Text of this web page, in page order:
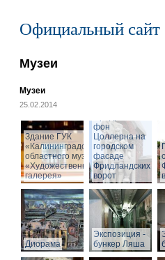
Официальный
Музеи
Музеи
25.02.2014
Здание ГУК
«Калининградского
областного музея
«Художественная
галерея»
фон
Цоллерна на
городском
фасаде
Фридландских
ворот
Диорама
Экспозиция -
бункер Ляша